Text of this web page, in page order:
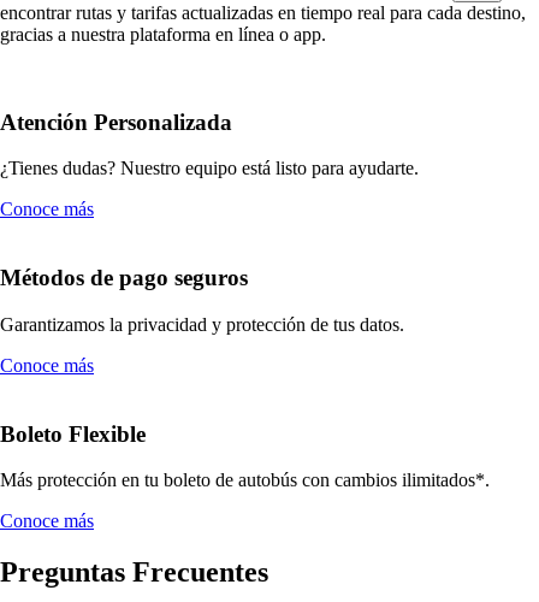
encontrar rutas y tarifas actualizadas en tiempo real para cada destino,
gracias a nuestra plataforma en línea o app.
Atención Personalizada
¿Tienes dudas? Nuestro equipo está listo para ayudarte.
Conoce más
Métodos de pago seguros
Garantizamos la privacidad y protección de tus datos.
Conoce más
Boleto Flexible
Más protección en tu boleto de autobús con cambios ilimitados*.
Conoce más
Preguntas Frecuentes